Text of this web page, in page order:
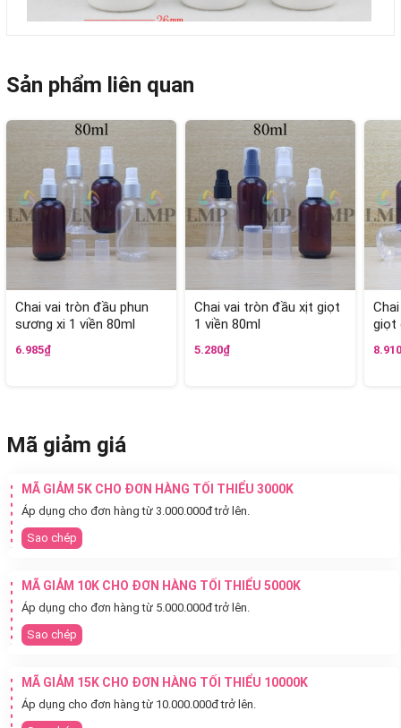
Sản phẩm liên quan
Chai vai tròn đầu phun
sương xi 1 viền 80ml
6.985₫
Chai vai tròn đầu xịt giọt
1 viền 80ml
5.280₫
giọt
Mã giảm giá
MÃ GIẢM 5K CHO ĐƠN HÀNG TỐI THIỂU 3000K
Áp dụng cho đơn hàng từ 3.000.000đ trở lên.
Sao chép
MÃ GIẢM 10K CHO ĐƠN HÀNG TỐI THIỂU 5000K
Áp dụng cho đơn hàng từ 5.000.000đ trở lên.
Sao chép
MÃ GIẢM 15K CHO ĐƠN HÀNG TỐI THIỂU 10000K
Áp dụng cho đơn hàng từ 10.000.000đ trở lên.